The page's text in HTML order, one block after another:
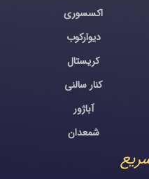
اکسسوری
دیوارکوب
کریستال
کنار سالنی
آباژور
شمعدان